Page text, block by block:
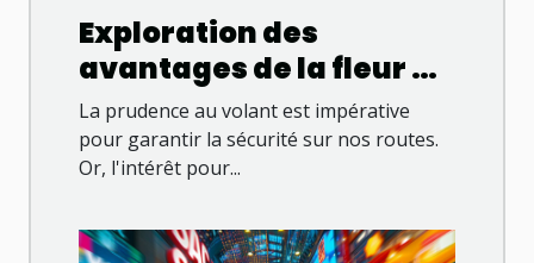
Exploration des
avantages de la fleur de
CBG sans THC pour les
conducteurs
La prudence au volant est impérative
pour garantir la sécurité sur nos routes.
Or, l'intérêt pour...